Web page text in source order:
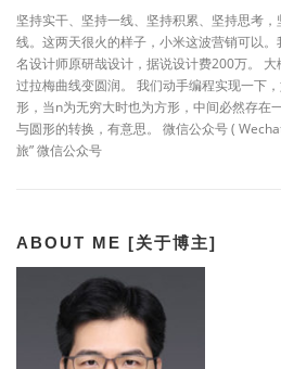
坚持实干、坚持一线、坚持积累、坚持思考
线。这两天很火的样子，小米这波营销可以
名设计师原研哉设计，据说设计费200万。
过拉梅曲线变圆润。 我们动手编程实现一下
形，当n为无穷大时也为方形，中间必然存在
与圆形的转换，有意思。 微信公众号 (
旅” 微信公众号
ABOUT ME [关于博主]